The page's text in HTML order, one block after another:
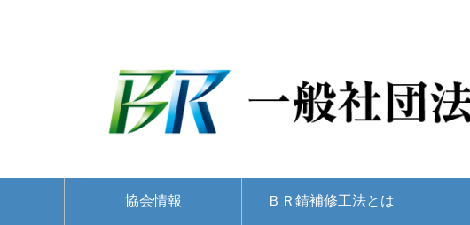
協会情報 ＢＲ錆補修工法とは